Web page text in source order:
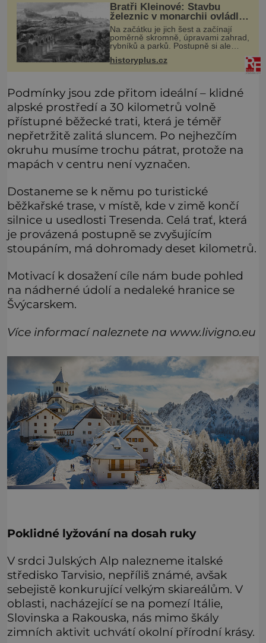
Bratři Kleinové: Stavbu
železnic v monarchii ovládli
samouci
Na začátku je jich šest a začínají
poměrně skromně, úpravami zahrad,
rybníků a parků. Postupně si ale
troufnou i na stavbu železnic. Během
40 let vybudují na území monarchie
třetinu všech tratí, tedy
historyplus.cz
Podmínky jsou zde přitom ideální – klidné
alpské prostředí a 30 kilometrů volně
přístupné běžecké trati, která je téměř
nepřetržitě zalitá sluncem. Po nejhezčím
okruhu musíme trochu pátrat, protože na
mapách v centru není vyznačen.
Dostaneme se k němu po turistické
běžkařské trase, v místě, kde v zimě končí
silnice u usedlosti Tresenda. Celá trať, která
je provázená postupně se zvyšujícím
stoupáním, má dohromady deset kilometrů.
Motivací k dosažení cíle nám bude pohled
na nádherné údolí a nedaleké hranice se
Švýcarskem.
Více informací naleznete na www.livigno.eu
Poklidné lyžování na dosah ruky
V srdci Julských Alp nalezneme italské
středisko Tarvisio, nepříliš známé, avšak
sebejistě konkurující velkým skiareálům. V
oblasti, nacházející se na pomezí Itálie,
Slovinska a Rakouska, nás mimo škály
zimních aktivit uchvátí okolní přírodní krásy.